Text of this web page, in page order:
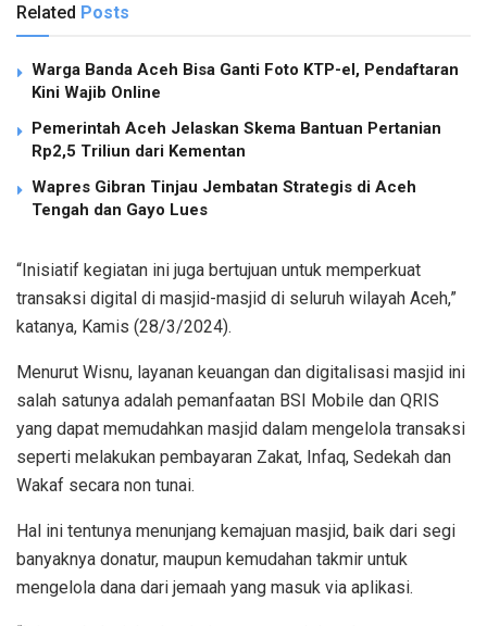
Related Posts
Warga Banda Aceh Bisa Ganti Foto KTP-el, Pendaftaran
Kini Wajib Online
Pemerintah Aceh Jelaskan Skema Bantuan Pertanian
Rp2,5 Triliun dari Kementan
Wapres Gibran Tinjau Jembatan Strategis di Aceh
Tengah dan Gayo Lues
“Inisiatif kegiatan ini juga bertujuan untuk memperkuat
transaksi digital di masjid-masjid di seluruh wilayah Aceh,”
katanya, Kamis (28/3/2024).
Menurut Wisnu, layanan keuangan dan digitalisasi masjid ini
salah satunya adalah pemanfaatan BSI Mobile dan QRIS
yang dapat memudahkan masjid dalam mengelola transaksi
seperti melakukan pembayaran Zakat, Infaq, Sedekah dan
Wakaf secara non tunai.
Hal ini tentunya menunjang kemajuan masjid, baik dari segi
banyaknya donatur, maupun kemudahan takmir untuk
mengelola dana dari jemaah yang masuk via aplikasi.